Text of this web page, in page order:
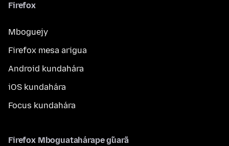
Firefox
Mboguejy
Firefox mesa arigua
Android kundahára
iOS kundahára
Focus kundahára
Firefox Mboguatahárape g̃uarã